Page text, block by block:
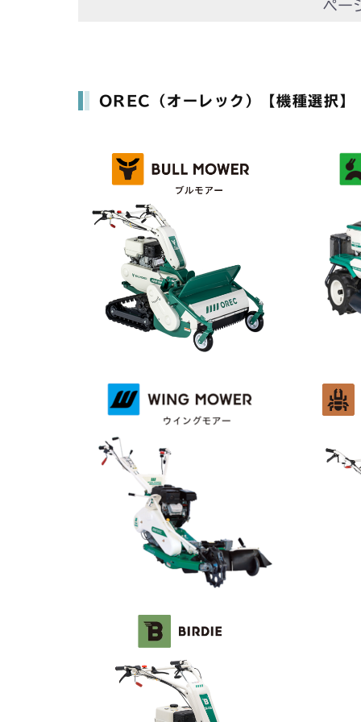
ペー
OREC（オーレック）【機種選択】